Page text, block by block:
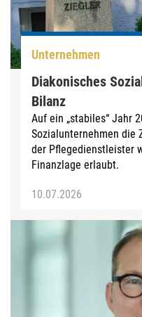
Unternehmen
Diakonisches
Bilanz
Auf ein „stabiles“ Jahr
Sozialunternehmen die
der Pflegedienstleister
Finanzlage erlaubt.
10.07.2026